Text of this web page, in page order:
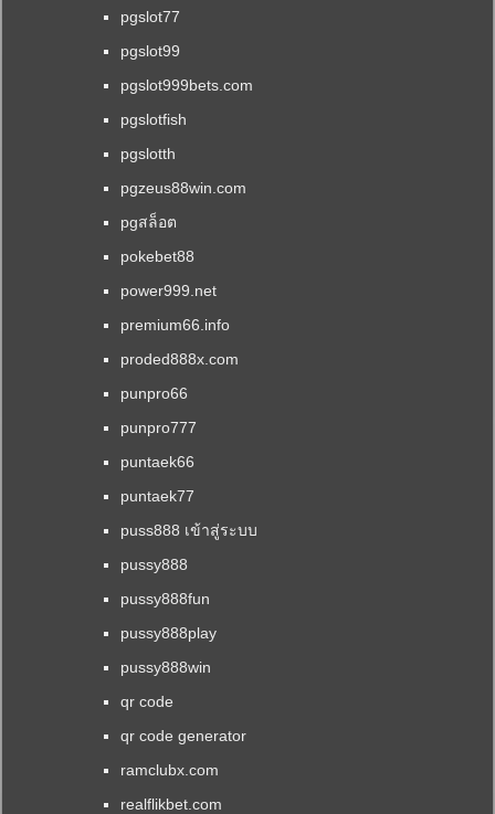
pgslot77
pgslot99
pgslot999bets.com
pgslotfish
pgslotth
pgzeus88win.com
pgสล็อต
pokebet88
power999.net
premium66.info
proded888x.com
punpro66
punpro777
puntaek66
puntaek77
puss888 เข้าสู่ระบบ
pussy888
pussy888fun
pussy888play
pussy888win
qr code
qr code generator
ramclubx.com
realflikbet.com